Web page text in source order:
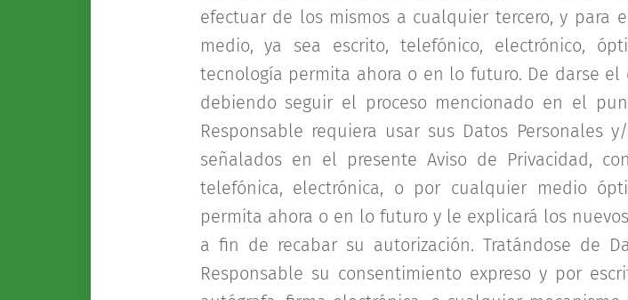
efectuar de los mismos a cualquier tercero, y
medio, ya sea escrito, telefónico, electrónico,
tecnología permita ahora o en lo futuro. De darse
debiendo seguir el proceso mencionado en el
Responsable requiera usar sus Datos Personales
señalados en el presente Aviso de Privacidad,
telefónica, electrónica, o por cualquier medio
permita ahora o en lo futuro y le explicará los
a fin de recabar su autorización. Tratándose de
Responsable su consentimiento expreso y por